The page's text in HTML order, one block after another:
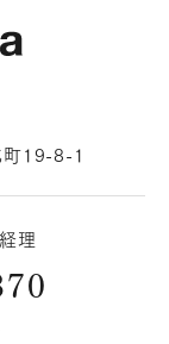
19-8-1
理